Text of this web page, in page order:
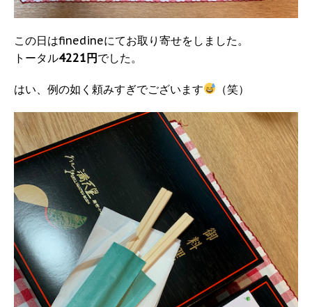
この日はfinedineにてお取り寄せをしました。
トータル4221円でした。
はい、例の如く頼みすぎでございます （笑）